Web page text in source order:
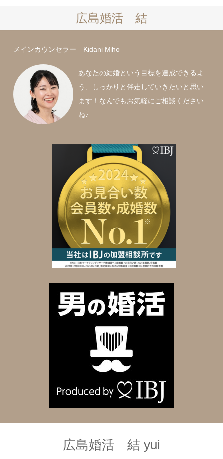
広島婚活 結
メインカウンセラー Kidani Miho
あなたの結婚という目標を達成できるよ
う、しっかりと伴走していきたいと思い
ます！なんでもお気軽にご相談ください
ね♪
広島婚活 結 yui